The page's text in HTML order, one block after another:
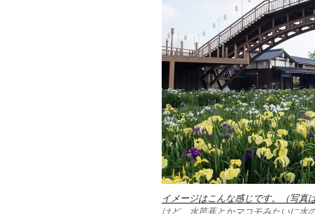
イメージはこんな感じです。（写真
けど、水芭蕉とかマコモみたいに水